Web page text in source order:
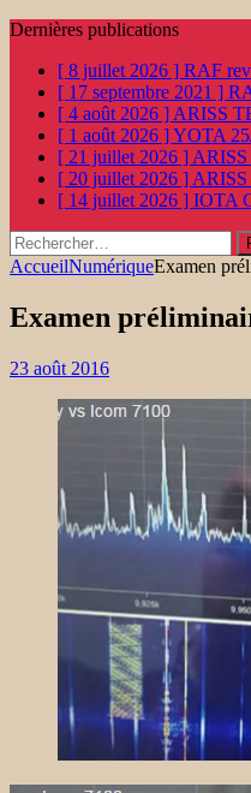
Dernières publications
[ 8 juillet 2026 ] RAF
[ 17 septembre 2021 ]
[ 4 août 2026 ] ARISS
[ 1 août 2026 ]YOTA
[ 21 juillet 2026 ] ARISS
[ 20 juillet 2026 ] ARISS
[ 14 juillet 2026 ] IOTA
Rechercher :
AccueilNumériqueExamen
Examen
23 août 2016